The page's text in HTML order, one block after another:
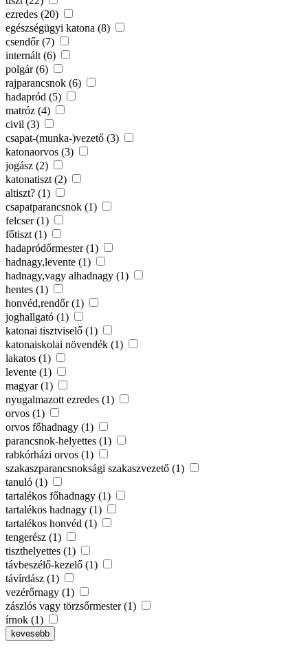
ezredes (20)
egészségügyi katona (8)
csendőr (7)
internált (6)
polgár (6)
rajparancsnok (6)
hadapród (5)
matróz (4)
civil (3)
csapat-(munka-)vezető (3)
katonaorvos (3)
jogász (2)
katonatiszt (2)
altiszt? (1)
csapatparancsnok (1)
felcser (1)
főtiszt (1)
hadapródőrmester (1)
hadnagy,levente (1)
hadnagy,vagy alhadnagy (1)
hentes (1)
honvéd,rendőr (1)
joghallgató (1)
katonai tisztviselő (1)
katonaiskolai növendék (1)
lakatos (1)
levente (1)
magyar (1)
nyugalmazott ezredes (1)
orvos (1)
orvos főhadnagy (1)
parancsnok-helyettes (1)
rabkórházi orvos (1)
szakaszparancsnoksági szakaszvezető (1)
tanuló (1)
tartalékos főhadnagy (1)
tartalékos hadnagy (1)
tartalékos honvéd (1)
tengerész (1)
tiszthelyettes (1)
távbeszélő-kezelő (1)
távírdász (1)
vezérőrnagy (1)
zászlós vagy törzsőrmester (1)
írnok (1)
kevesebb